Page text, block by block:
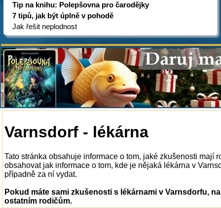
Tip na knihu: Polepšovna pro čarodějky
7 tipů, jak být úplně v pohodě
Jak řešit neplodnost
Varnsdorf - lékárna
Tato stránka obsahuje informace o tom, jaké zkušenosti mají
obsahovat jak informace o tom, kde je nějaká lékárna v
případně za ní vydat.
Pokud máte sami zkušenosti s lékárnami v Varnsdorfu,
ostatním rodičům.